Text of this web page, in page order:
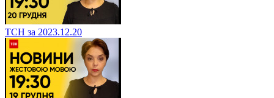
ТСН за 2023.12.20